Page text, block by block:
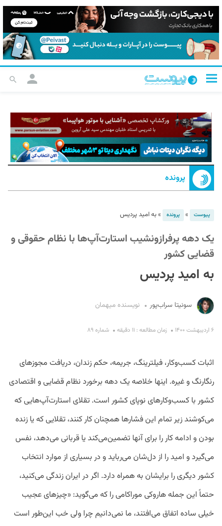
پرونده
پیوست » پرونده »به امید پردیس
یک دهه پرفرازونشیب استارت‌آپ‌ها با نظام حقوقی و
قضایی کشور
به امید پردیس
سونیتا سراب‌پور نویسنده میهمان
۶ اردیبهشت ۱۴۰۰ زمان مطالعه : ۱۱ دقیقه شماره ۸۹
اثبات کسب‌وکار، فیلترینگ، جریمه، حکم زندان، دریافت مجوزهای
رنگارنگ و غیره. اینها خلاصه یک دهه برخورد نظام قضایی و اقتصادی
کشور با کسب‌وکارهای نوپای کشور است. تقلای استارت‌آپ‌هایی که
می‌کوشند زیر تمام این فشارها همچنان کار کنند، تقلایی که یا زنده
بودن و ادامه کار را برای آنها تضمین‌می‌کند یا قربانی می‌دهد، نفس
می‌گیرد و امید را از دل‌شان می‌رباید و در بسیاری از موارد انتخاب
کشور دیگری را برایشان به همراه دارد. اگر در ایران زندگی می‌کنید،
حتماً این جمله هاروکی موراکامی را که می‌گوید: «چیزهای عجیب
خیلی ساده اتفاق می‌افتند، ما نمی‌دانیم چرا ولی خب این‌طور است